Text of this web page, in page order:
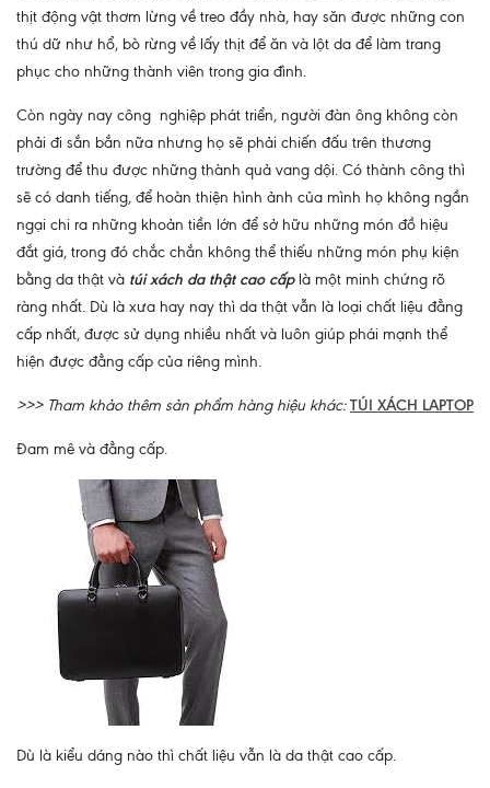
thịt động vật thơm lừng về treo đầy nhà, hay săn được những con
thú dữ như hổ, bò rừng về lấy thịt để ăn và lột da để làm trang
phục cho những thành viên trong gia đình.
Còn ngày nay công nghiệp phát triển, người đàn ông không còn
phải đi sắn bắn nữa nhưng họ sẽ phải chiến đấu trên thương
trường để thu được những thành quả vang dội. Có thành công thì
sẽ có danh tiếng, để hoàn thiện hình ảnh của mình họ không ngần
ngại chi ra những khoản tiền lớn để sở hữu những món đồ hiệu
đắt giá, trong đó chắc chắn không thể thiếu những món phụ kiện
bằng da thật và túi xách da thật cao cấplà một minh chứng rõ
ràng nhất. Dù là xưa hay nay thì da thật vẫn là loại chất liệu đẳng
cấp nhất, được sử dụng nhiều nhất và luôn giúp phái mạnh thể
hiện được đẳng cấp của riêng mình.
>>> Tham khảo thêm sản phẩm hàng hiệu khác:TÚI XÁCH LAPTOP
Đam mê và đẳng cấp.
Dù là kiểu dáng nào thì chất liệu vẫn là da thật cao cấp.